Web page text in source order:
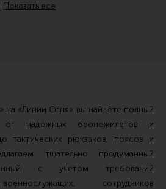
Показать все
на «Линии Огня» вы найдёте полный
надежных бронежилетов и
тактических рюкзаков, поясов и
тщательно продуманный
с учетом требований
сотрудников